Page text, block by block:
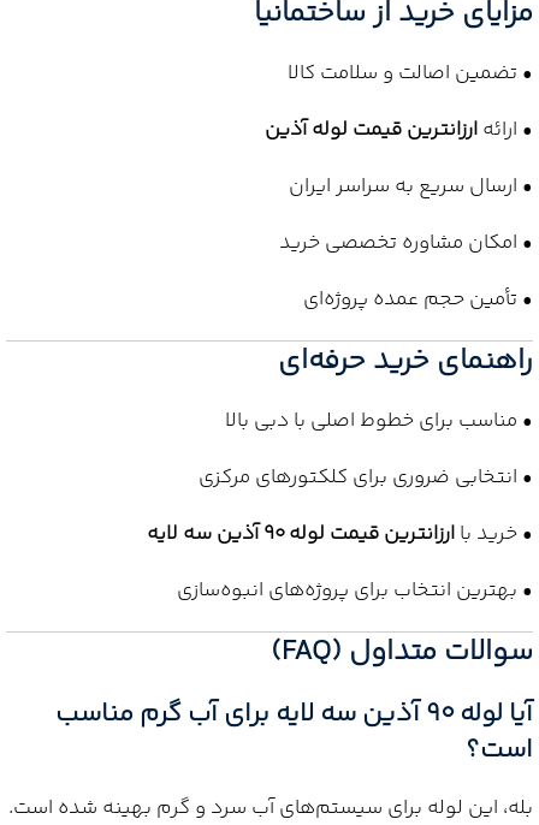
مزایای خرید از ساختمانیا
• تضمین اصالت و سلامت کالا
• ارائهارزانترین قیمت لوله آذین
• ارسال سریع به سراسر ایران
• امکان مشاوره تخصصی خرید
• تأمین حجم عمده پروژه‌ای
راهنمای خرید حرفه‌ای
• مناسب برای خطوط اصلی با دبی بالا
• انتخابی ضروری برای کلکتورهای مرکزی
• خرید باارزانترین قیمت لوله 90 آذین سه لایه
• بهترین انتخاب برای پروژه‌های انبوه‌سازی
سوالات متداول (FAQ)
آیا لوله 90 آذین سه لایه برای آب گرم مناسب
است؟
بله، این لوله برای سیستم‌های آب سرد و گرم بهینه شده است.